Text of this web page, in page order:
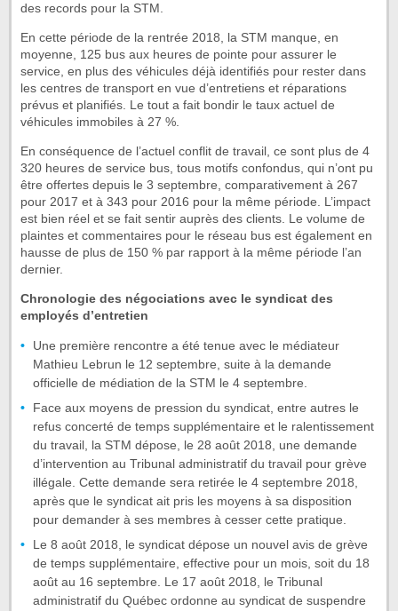
des records pour la STM.
En cette période de la rentrée 2018, la STM manque, en
moyenne, 125 bus aux heures de pointe pour assurer le
service, en plus des véhicules déjà identifiés pour rester dans
les centres de transport en vue d’entretiens et réparations
prévus et planifiés. Le tout a fait bondir le taux actuel de
véhicules immobiles à 27 %.
En conséquence de l’actuel conflit de travail, ce sont plus de 4
320 heures de service bus, tous motifs confondus, qui n’ont pu
être offertes depuis le 3 septembre, comparativement à 267
pour 2017 et à 343 pour 2016 pour la même période. L’impact
est bien réel et se fait sentir auprès des clients. Le volume de
plaintes et commentaires pour le réseau bus est également en
hausse de plus de 150 % par rapport à la même période l’an
dernier.
Chronologie des négociations avec le syndicat des
employés d’entretien
Une première rencontre a été tenue avec le médiateur
Mathieu Lebrun le 12 septembre, suite à la demande
officielle de médiation de la STM le 4 septembre.
Face aux moyens de pression du syndicat, entre autres le
refus concerté de temps supplémentaire et le ralentissement
du travail, la STM dépose, le 28 août 2018, une demande
d’intervention au Tribunal administratif du travail pour grève
illégale. Cette demande sera retirée le 4 septembre 2018,
après que le syndicat ait pris les moyens à sa disposition
pour demander à ses membres à cesser cette pratique.
Le 8 août 2018, le syndicat dépose un nouvel avis de grève
de temps supplémentaire, effective pour un mois, soit du 18
août au 16 septembre. Le 17 août 2018, le Tribunal
administratif du Québec ordonne au syndicat de suspendre